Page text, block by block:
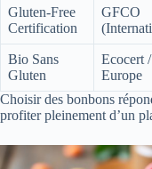
Gluten-Free
Certification
GFCO
Bio Sans
Gluten
Ecocert
Europe
Choisir des bonbons
profiter pleinement d’un